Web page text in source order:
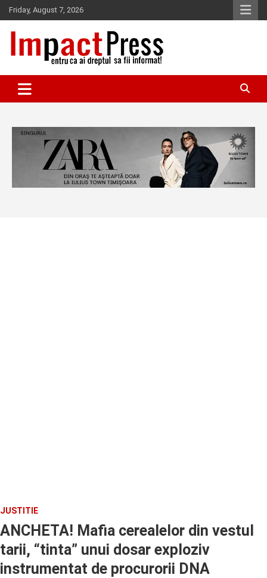
Skip
to
content
Friday, August 7, 2026
IMPACTPRESS
JUSTITIE
ANCHETA! Mafia cerealelor din vestul
tarii, “tinta” unui dosar exploziv
instrumentat de procurorii DNA